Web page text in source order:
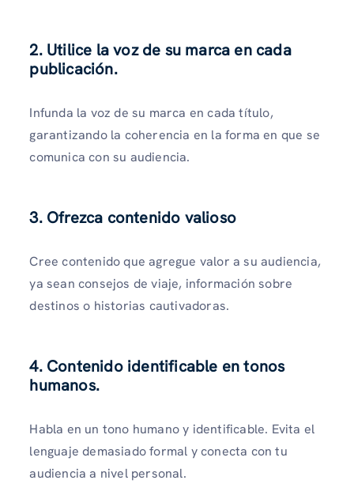
2. Utilice la voz de su marca en cada
publicación.
Infunda la voz de su marca en cada título,
garantizando la coherencia en la forma en que se
comunica con su audiencia.
3. Ofrezca contenido valioso
Cree contenido que agregue valor a su audiencia,
ya sean consejos de viaje, información sobre
destinos o historias cautivadoras.
4. Contenido identificable en tonos
humanos.
Habla en un tono humano y identificable. Evita el
lenguaje demasiado formal y conecta con tu
audiencia a nivel personal.